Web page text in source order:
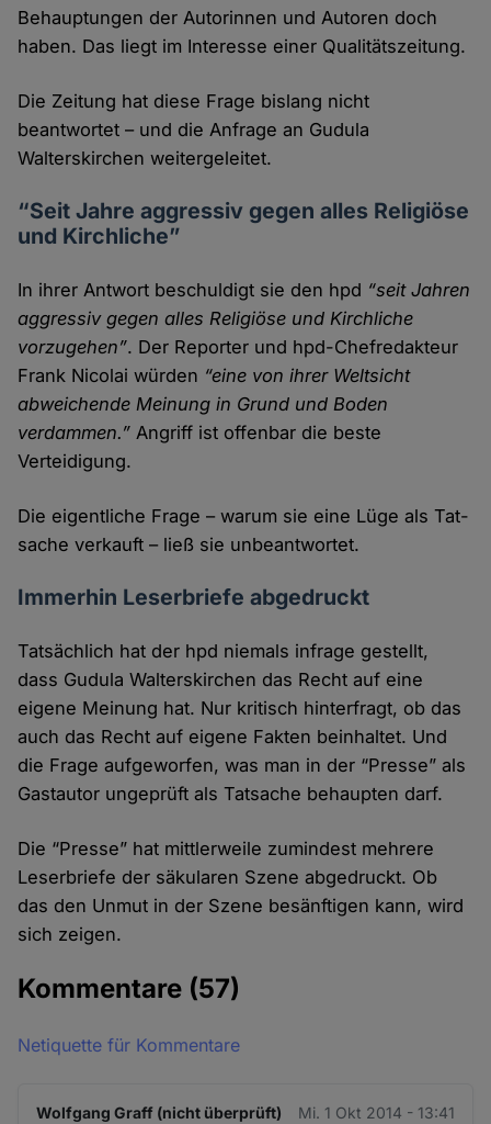
Behauptungen der Autorinnen und Autoren doch
haben. Das liegt im Interesse einer Qualitäts­zeitung.
Die Zeitung hat diese Frage bislang nicht
beantwortet – und die Anfrage an Gudula
Walterskirchen weitergeleitet.
“Seit Jahre aggressiv gegen alles Religiöse
und Kirchliche”
In ihrer Antwort beschuldigt sie den hpd “seit Jahren
aggressiv gegen alles Religiöse und Kirchliche
vorzu­gehen”. Der Reporter und hpd-Chef­redakteur
Frank Nicolai würden “eine von ihrer Welt­sicht
abweichende Meinung in Grund und Boden
verdammen.” Angriff ist offenbar die beste
Verteidigung.
Die eigentliche Frage – warum sie eine Lüge als Tat­
sache verkauft – ließ sie unbeantwortet.
Immerhin Leserbriefe abgedruckt
Tatsächlich hat der hpd niemals infrage gestellt,
dass Gudula Walterskirchen das Recht auf eine
eigene Meinung hat. Nur kritisch hinter­fragt, ob das
auch das Recht auf eigene Fakten beinhaltet. Und
die Frage aufge­worfen, was man in der “Presse” als
Gast­autor ungeprüft als Tatsache behaupten darf.
Die “Presse” hat mittler­weile zumindest mehrere
Leser­briefe der säkularen Szene abge­druckt. Ob
das den Unmut in der Szene besänftigen kann, wird
sich zeigen.
Kommentare (57)
Netiquette für Kommentare
Wolfgang Graff (nicht überprüft) Mi. 1 Okt 2014 - 13:41